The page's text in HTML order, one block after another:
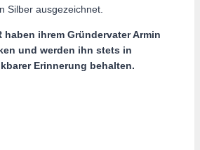
Silber ausgezeichnet.
haben ihrem Gründervater Armin
und werden ihn stets in
Erinnerung behalten.